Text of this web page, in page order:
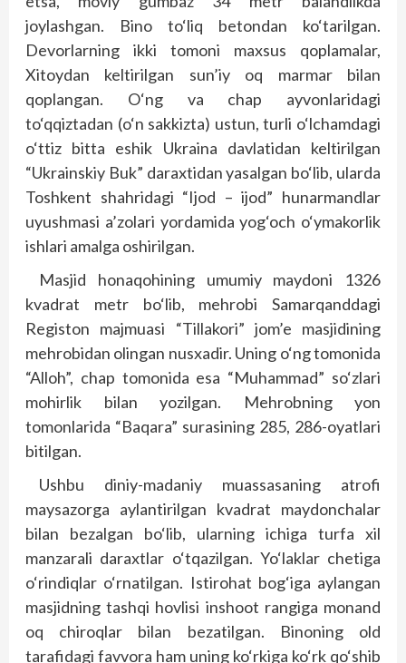
joylashgan. Bino to‘liq betondan ko‘tarilgan.
Devorlarning ikki tomoni maxsus qoplamalar,
Xitoydan keltirilgan sun’iy oq marmar bilan
qoplangan. O‘ng va chap ayvonlaridagi
to‘qqiztadan (o‘n sakkizta) ustun, turli o‘lchamdagi
o‘ttiz bitta eshik Ukraina davlatidan keltirilgan
“Ukrainskiy Buk” daraxtidan yasalgan bo‘lib, ularda
Toshkent shahridagi “Ijod – ijod” hunarmandlar
uyushmasi a’zolari yordamida yog‘och o‘ymakorlik
ishlari amalga oshirilgan.
Masjid honaqohining umumiy maydoni 1326
kvadrat metr bo‘lib, mehrobi Samarqanddagi
Registon majmuasi “Tillakori” jom’e masjidining
mehrobidan olingan nusxadir. Uning o‘ng tomonida
“Alloh”, chap tomonida esa “Muhammad” so‘zlari
mohirlik bilan yozilgan. Mehrobning yon
tomonlarida “Baqara” surasining 285, 286-oyatlari
bitilgan.
Ushbu diniy-madaniy muassasaning atrofi
maysazorga aylantirilgan kvadrat maydonchalar
bilan bezalgan bo‘lib, ularning ichiga turfa xil
manzarali daraxtlar o‘tqazilgan. Yo‘laklar chetiga
o‘rindiqlar o‘rnatilgan. Istirohat bog‘iga aylangan
masjidning tashqi hovlisi inshoot rangiga monand
oq chiroqlar bilan bezatilgan. Binoning old
tarafidagi favvora ham uning ko‘rkiga ko‘rk qo‘shib